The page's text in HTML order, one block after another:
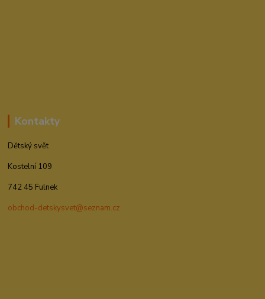
Kontakty
Dětský svět
Kostelní 109
742 45 Fulnek
obchod-detskysvet@seznam.cz